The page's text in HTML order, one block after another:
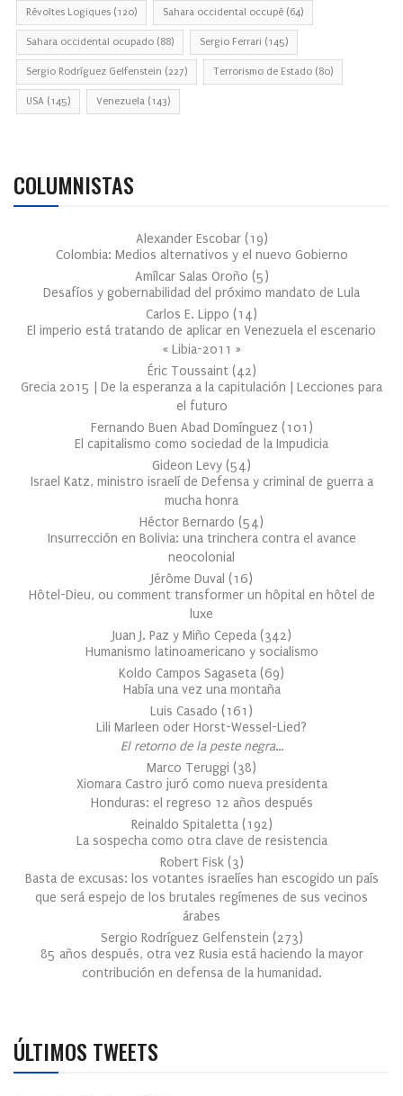
Révoltes Logiques (120) Sahara occidental occupé (64)
Sahara occidental ocupado (88) Sergio Ferrari (145)
Sergio Rodríguez Gelfenstein (227) Terrorismo de Estado (80)
USA (145) Venezuela (143)
COLUMNISTAS
Alexander Escobar (19)
Colombia: Medios alternativos y el nuevo Gobierno
Amílcar Salas Oroño (5)
Desafíos y gobernabilidad del próximo mandato de Lula
Carlos E. Lippo (14)
El imperio está tratando de aplicar en Venezuela el escenario
« Libia-2011 »
Éric Toussaint (42)
Grecia 2015 | De la esperanza a la capitulación | Lecciones para
el futuro
Fernando Buen Abad Domínguez (101 )
El capitalismo como sociedad de la Impudicia
Gideon Levy (54)
Israel Katz, ministro israelí de Defensa y criminal de guerra a
mucha honra
Héctor Bernardo (54)
Insurrección en Bolivia: una trinchera contra el avance
neocolonial
Jérôme Duval (16)
Hôtel-Dieu, ou comment transformer un hôpital en hôtel de
luxe
Juan J. Paz y Miño Cepeda (342)
Humanismo latinoamericano y socialismo
Koldo Campos Sagaseta (69)
Había una vez una montaña
Luis Casado (161 )
Lili Marleen oder Horst-Wessel-Lied?
El retorno de la peste negra…
Marco Teruggi (38)
Xiomara Castro juró como nueva presidenta
Honduras: el regreso 12 años después
Reinaldo Spitaletta (192)
La sospecha como otra clave de resistencia
Robert Fisk (3)
Basta de excusas: los votantes israelíes han escogido un país
que será espejo de los brutales regímenes de sus vecinos
árabes
Sergio Rodríguez Gelfenstein (273)
85 años después, otra vez Rusia está haciendo la mayor
contribución en defensa de la humanidad.
ÚLTIMOS TWEETS